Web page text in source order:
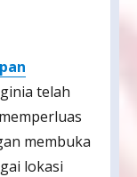
telah
membuka
lokasi